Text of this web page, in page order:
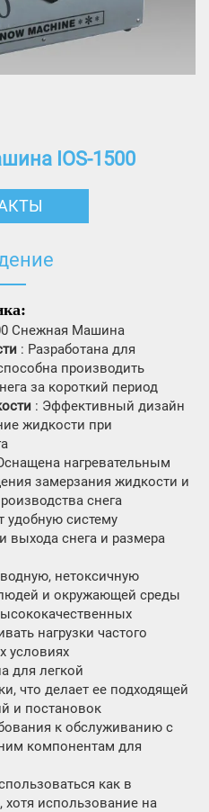
IOS-1500
Снежная Машина
: Разработана для
производить
за короткий период
: Эффективный дизайн
жидкости при
нагревательным
замерзания жидкости и
снега
удобную систему
выхода снега и размера
нетоксичную
и окружающей среды
нагрузки частого
условиях
для легкой
что делает ее подходящей
и постановок
к обслуживанию с
компонентам для
как в
хотя использование на